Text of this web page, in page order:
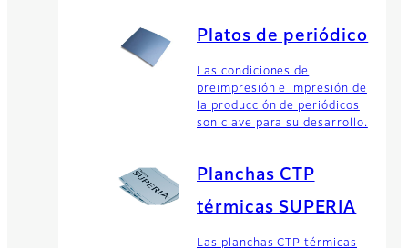
Platos de periódico
Las condiciones de
preimpresión e impresión de
la producción de periódicos
son clave para su desarrollo.
Planchas CTP
térmicas SUPERIA
Las planchas CTP térmicas